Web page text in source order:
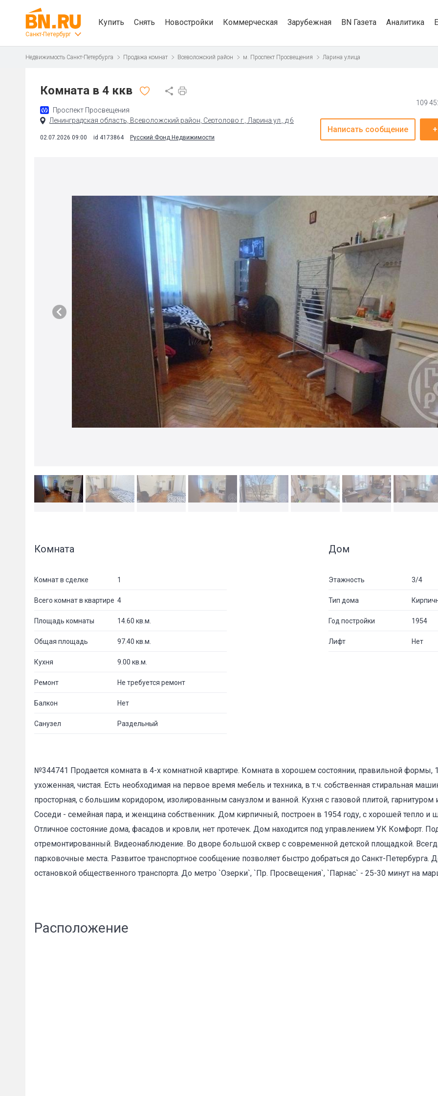
Санкт-Петербург
Купить Снять Новостройки Коммерческая Зарубежная BN Газета Аналитика
Недвижимость Санкт-Петербурга Продажа комнат Всеволожский район м. Проспект Просвещения Ларина улица
Комната в 4 ккв
Проспект Просвещения
Ленинградская область, Всеволожский район, Сертолово г., Ларина ул., д 6
02.07.2026 09:00 id 4173864 Русский Фонд Недвижимости
109
Написать сообщение
Комната
Комнат в сделке 1
Всего комнат в квартире 4
Площадь комнаты 14.60 кв.м.
Общая площадь 97.40 кв.м.
Кухня 9.00 кв.м.
Ремонт Не требуется ремонт
Балкон Нет
Санузел Раздельный
Дом
Этажность 3/4
Тип дома
Год постройки 1954
Лифт Нет
№344741 Продается комната в 4-х комнатной квартире. Комната в хорошем состоянии, правильной формы,
ухоженная, чистая. Есть необходимая на первое время мебель и техника, в т.ч. собственная стиральная
просторная, c большим коридором, изолированным санузлом и ванной. Кухня с газовой плитой,
Соседи - семейная пара, и женщина собственник. Дом кирпичный, построен в 1954 году, с хорошей тепло и
Отличное состояние дома, фасадов и кровли, нет протечек. Дом находится под управлением УК Комфорт.
отремонтированный. Видеонаблюдение. Во дворе большой сквер с современной детской площадкой.
парковочные места. Развитое транспортное сообщение позволяет быстро добраться до Санкт-Петербурга.
остановкой общественного транспорта. До метро `Озерки`, `Пр. Просвещения`, `Парнас` - 25-30 минут на
Расположение